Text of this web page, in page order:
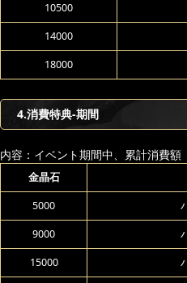
10500
14000
18000
4.消費特典-期間
内容：イベント期間中、累計消費
金晶石
5000
9000
15000